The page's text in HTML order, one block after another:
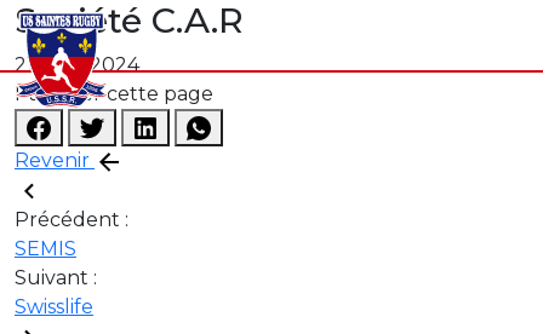
Société C.A.R
21 août 2024
Revenir
Partager cette page
Précédent :
SEMIS
Suivant :
Swisslife